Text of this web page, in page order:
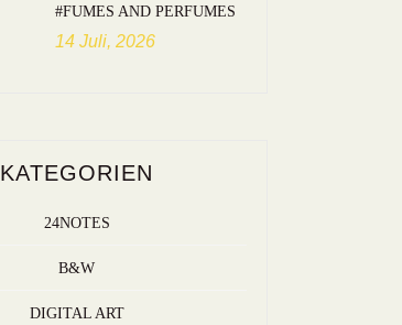
#FUMES AND PERFUMES
14 Juli, 2026
KATEGORIEN
24NOTES
B&W
DIGITAL ART